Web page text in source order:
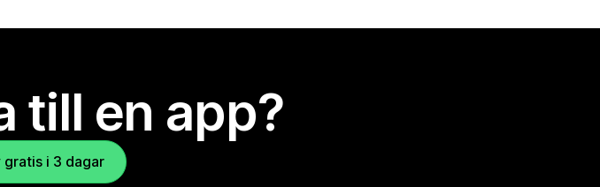
till en app?
gratis i 3 dagar